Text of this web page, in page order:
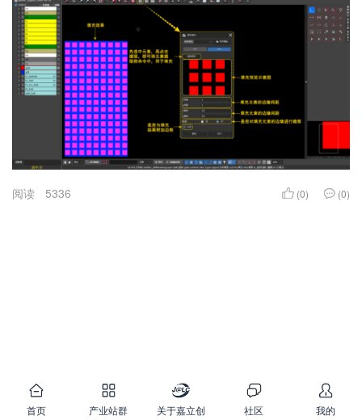
阅读 5336 (0) (0)
首页 产业站群 关于嘉立创 社区 我的